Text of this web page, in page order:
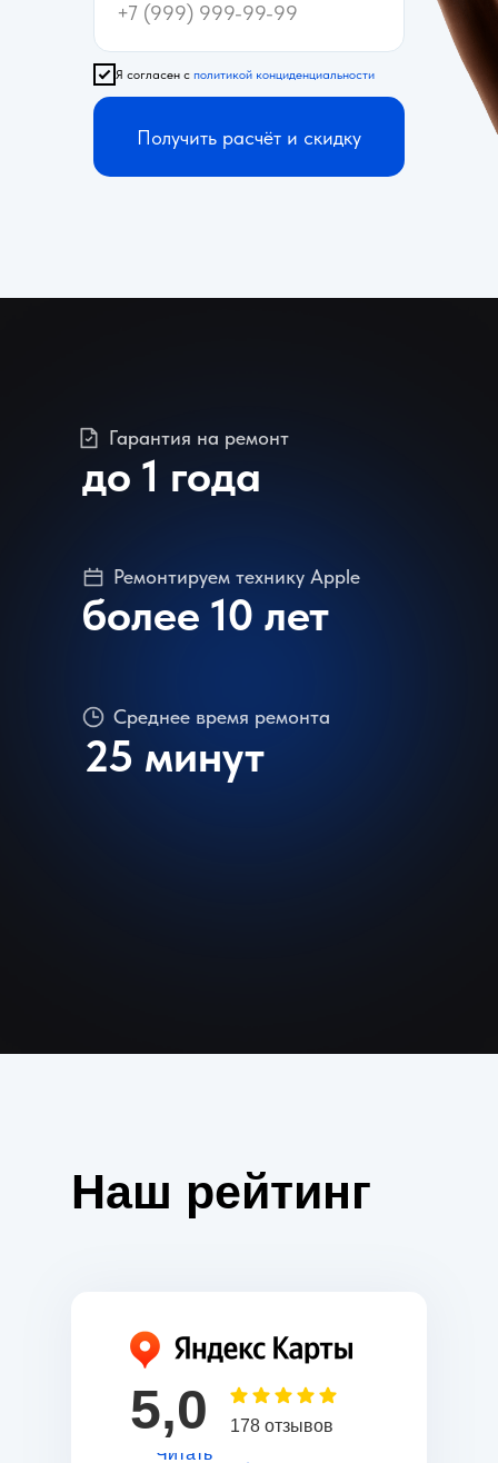
Я согласен с политикой конциденциальности
Получить расчёт и скидку
до 1 года
Гарантия на ремонт
25 минут
Среднее время ремонта
Ремонтируем технику Apple
более 10 лет
Наш рейтинг
5,0
Читать
178 отзывов